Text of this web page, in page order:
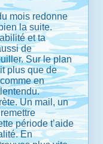
mois redonne
la suite.
et ta
de
Sur le plan
plus que de
en
Un mail, un
période t’aide
En